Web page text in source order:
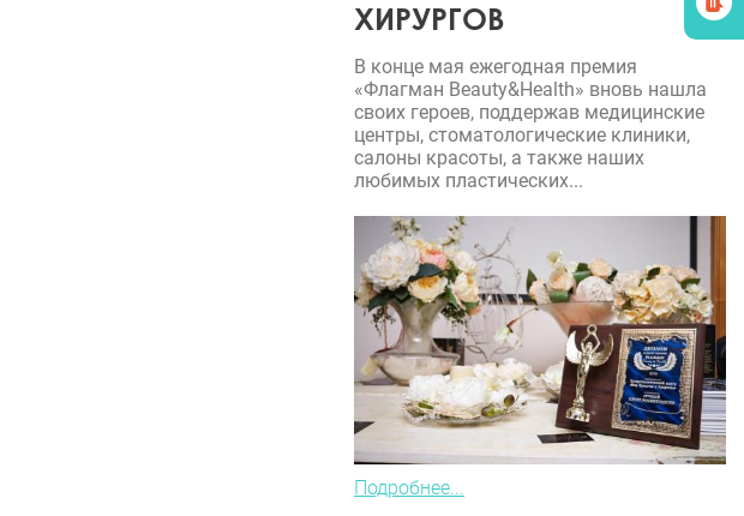
ХИРУРГОВ
В конце мая ежегодная премия
«Флагман Beauty&Health» вновь нашла
своих героев, поддержав медицинские
центры, стоматологические клиники,
салоны красоты, а также наших
любимых пластических...
Подробнее...